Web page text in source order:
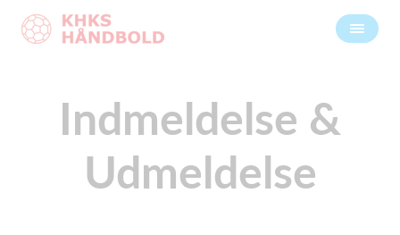
Indmeldelse &
Udmeldelse